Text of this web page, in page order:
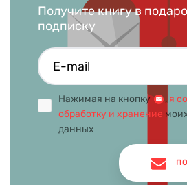
Получите книгу в
подписку
Нажимая на кнопку , я
обработку и хранение
данных